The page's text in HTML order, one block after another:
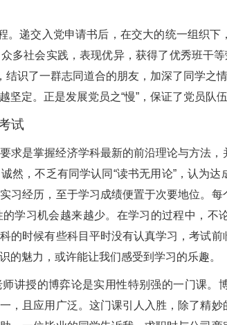
。递交入党申请书后，在交大的统一组织
多社会实践，表现优异，获得了优秀班干
结识了一群志同道合的朋友，加深了同学之
定。正是发展党员之“慢”，保证了党员队伍
试
求是掌握经济学科最新的前沿理论与方法
然，不乏有同学认同“读书无用论”，认为
习经历，至于学习成绩便置于次要地位。
学习机会越来越少。在学习的过程中，不
的时候有些科目平时没有认真学习，考试
的魅力，或许能让我们感受到学习的乐趣。
讲授的博弈论是实用性特别强的一门课。
，且应用广泛。这门课引人入胜，除了精